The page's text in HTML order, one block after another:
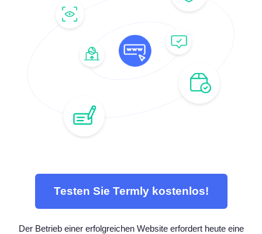
Der Betrieb einer erfolgreichen Website erfordert heute eine
Testen Sie Termly kostenlos!